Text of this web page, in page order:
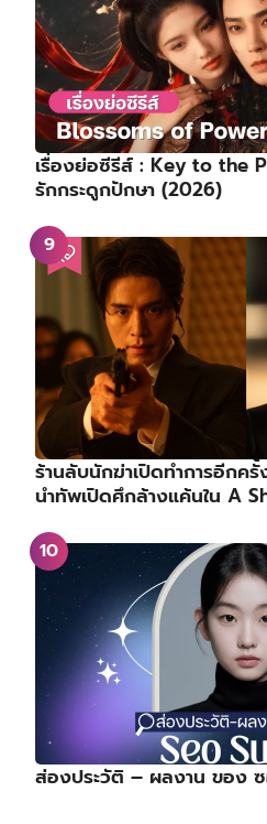
เรื่องย่อซีรีส์ : Key to the
รักกระดูกปักษา (2026)
ร้านลับนักฆ่าเปิดทำการอีกค
นำทัพเปิดศึกล้างแค้นใน A
ส่องประวัติ – ผลงาน ของ